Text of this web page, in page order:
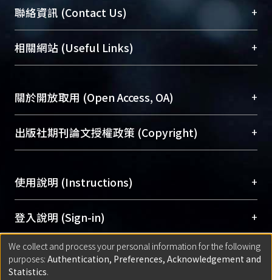
臺大位居世界頂尖大學之列，為永久珍藏及向國際
展現本校豐碩的研究成果及學術能量，圖書館整合
機構典藏（NTUR）與學術庫（AH）不同功能平
台，成為臺大學術典藏NTU scholars。期能整合研
成果。
To permanently archive and promote researcher
profiles and scholarly works, Library integrates the
services of “NTU Repository” with “Academic
聯絡資訊 (Contact Us) +
總館學科館員(Main Library)
醫學圖書館學科館員(Medical Library)
Sciences Library)
相關網站 (Useful Links) +
關於開放取用 (Open Access, OA) +
開放取用是從使用者角度提升資訊取用性的社會運
動，應用在學術研究上是透過將研究著作公開供使
用逐年攀升。同時可加速研究發展、提升研究影響
Archive）平台。 （點選深入了解OA）
出版社期刊論文授權政策 (Copyright) +
含部分內容的版權非匯入者所有，或由第三方贊
助與合作完成，請確認該版權所有者及第三方同
意提供此授權。
Please represent that the submission is your
original work, and that you have the right to
grant the rights to upload.
使用說明 (Instructions) +
網站簡介(Quickstart Guide)
使用手冊(Instruction Manual)
線上預約服務(Booking Service)
登入說明 (Sign-in) +
方案一：臺灣大學計算機中心帳號登入
(With C&INC Email Account)
匯入著作 (Submission) +
We collect and process your personal information for the following
purposes: Authentication, Preferences, Acknowledgement and
Statistics.